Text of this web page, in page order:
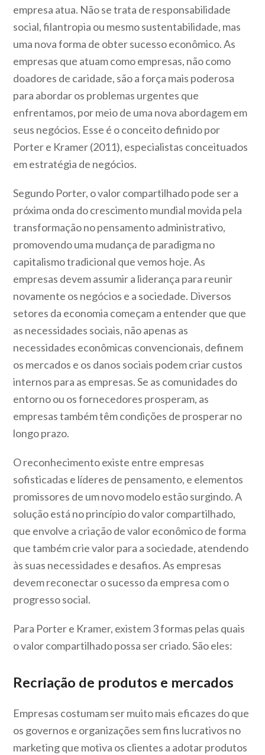
empresa atua. Não se trata de responsabilidade
social, filantropia ou mesmo sustentabilidade, mas
uma nova forma de obter sucesso econômico. As
empresas que atuam como empresas, não como
doadores de caridade, são a força mais poderosa
para abordar os problemas urgentes que
enfrentamos, por meio de uma nova abordagem em
seus negócios. Esse é o conceito definido por
Porter e Kramer (2011), especialistas conceituados
em estratégia de negócios.
Segundo Porter, o valor compartilhado pode ser a
próxima onda do crescimento mundial movida pela
transformação no pensamento administrativo,
promovendo uma mudança de paradigma no
capitalismo tradicional que vemos hoje. As
empresas devem assumir a liderança para reunir
novamente os negócios e a sociedade. Diversos
setores da economia começam a entender que que
as necessidades sociais, não apenas as
necessidades econômicas convencionais, definem
os mercados e os danos sociais podem criar custos
internos para as empresas. Se as comunidades do
entorno ou os fornecedores prosperam, as
empresas também têm condições de prosperar no
longo prazo.
O reconhecimento existe entre empresas
sofisticadas e líderes de pensamento, e elementos
promissores de um novo modelo estão surgindo. A
solução está no princípio do valor compartilhado,
que envolve a criação de valor econômico de forma
que também crie valor para a sociedade, atendendo
às suas necessidades e desafios. As empresas
devem reconectar o sucesso da empresa com o
progresso social.
Para Porter e Kramer, existem 3 formas pelas quais
o valor compartilhado possa ser criado. São eles:
Recriação de produtos e mercados
Empresas costumam ser muito mais eficazes do que
os governos e organizações sem fins lucrativos no
marketing que motiva os clientes a adotar produtos